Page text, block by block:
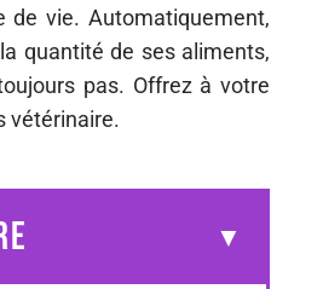
de vie. Automatiquement,
quantité de ses aliments,
pas. Offrez à votre
vétérinaire.